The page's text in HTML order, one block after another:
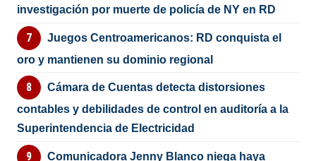
investigación por muerte de policía de NY en RD
Juegos Centroamericanos: RD conquista el
oro y mantienen su dominio regional
Cámara de Cuentas detecta distorsiones
contables y debilidades de control en auditoría a la
Superintendencia de Electricidad
Comunicadora Jenny Blanco niega haya